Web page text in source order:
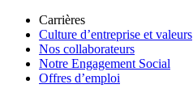
Carrières
Culture d’entreprise et valeurs
Nos collaborateurs
Notre Engagement Social
Offres d’emploi